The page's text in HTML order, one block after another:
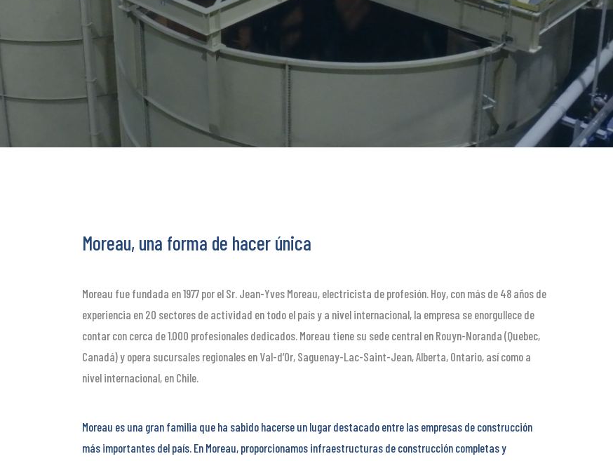
Moreau, una forma de hacer única
Moreau fue fundada en 1977 por el Sr. Jean-Yves Moreau, electricista de profesión. Hoy, con más de 48 años de
experiencia en 20 sectores de actividad en todo el país y a nivel internacional, la empresa se enorgullece de
contar con cerca de 1.000 profesionales dedicados. Moreau tiene su sede central en Rouyn-Noranda (Quebec,
Canadá) y opera sucursales regionales en Val-d’Or, Saguenay-Lac-Saint-Jean, Alberta, Ontario, así como a
nivel internacional, en Chile.
Moreau es una gran familia que ha sabido hacerse un lugar destacado entre las empresas de construcción
más importantes del país. En Moreau, proporcionamos infraestructuras de construcción completas y